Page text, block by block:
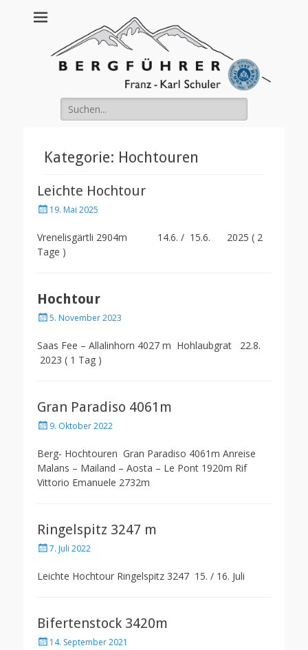
Franz Schuler
Suche
nach:
Kategorie: Hochtouren
Leichte Hochtour
Posted19. Mai 2025
Vrenelisgärtli 2904m 14.6. / 15.6. 2025 ( 2
Tage )
Hochtour
Posted
5. November 2023
Saas Fee – Allalinhorn 4027 m Hohlaubgrat 22.8.
2023 ( 1 Tag )
Gran Paradiso 4061m
Posted9. Oktober 2022
Berg- Hochtouren Gran Paradiso 4061m Anreise
Malans – Mailand – Aosta – Le Pont 1920m Rif
Vittorio Emanuele 2732m
Ringelspitz 3247 m
Posted
7. Juli 2022
Leichte Hochtour Ringelspitz 3247 15. / 16. Juli
Bifertenstock 3420m
Posted14. September 2021